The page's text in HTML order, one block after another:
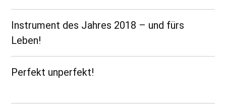
Instrument des Jahres 2018 – und fürs
Leben!
Perfekt unperfekt!